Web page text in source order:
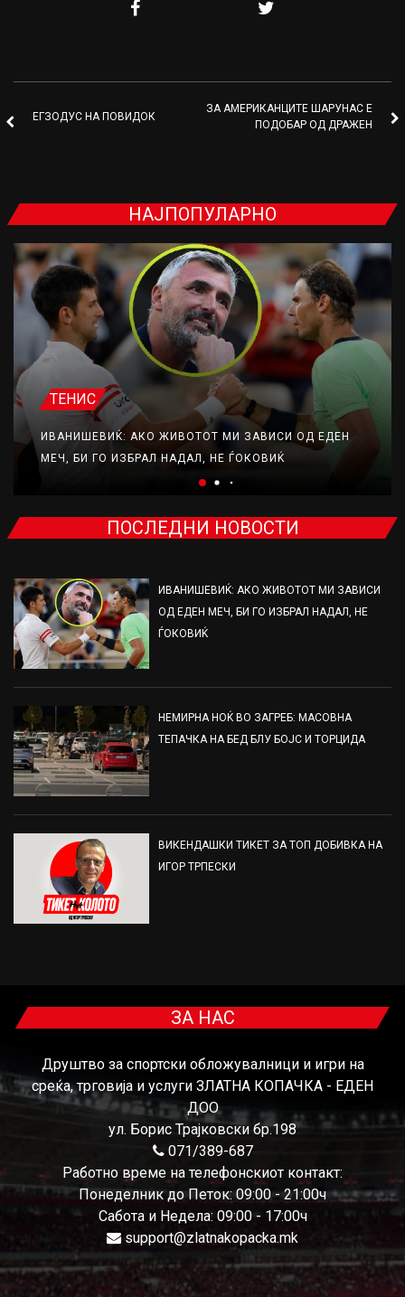
ЕГЗОДУС НА ПОВИДОК
ЗА АМЕРИКАНЦИТЕ ШАРУНАС Е
ПОДОБАР ОД ДРАЖЕН
НАЈПОПУЛАРНО
ТЕНИС
ИВАНИШЕВИЌ: АКО ЖИВОТОТ МИ ЗАВИСИ ОД ЕДЕН
МЕЧ, БИ ГО ИЗБРАЛ НАДАЛ, НЕ ЃОКОВИЌ
ПОСЛЕДНИ НОВОСТИ
ИВАНИШЕВИЌ: АКО ЖИВОТОТ МИ ЗАВИСИ
ОД ЕДЕН МЕЧ, БИ ГО ИЗБРАЛ НАДАЛ, НЕ
ЃОКОВИЌ
НЕМИРНА НОЌ ВО ЗАГРЕБ: МАСОВНА
ТЕПАЧКА НА БЕД БЛУ БОЈС И ТОРЦИДА
ВИКЕНДАШКИ ТИКЕТ ЗА ТОП ДОБИВКА НА
ИГОР ТРПЕСКИ
ЗА НАС
Друштво за спортски обложувалници и игри на
среќа, трговија и услуги ЗЛАТНА КОПАЧКА - ЕДЕН
ДОО
ул. Борис Трајковски бр.198
071/389-687
Работно време на телефонскиот контакт:
Понеделник до Петок: 09:00 - 21:00ч
Сабота и Недела: 09:00 - 17:00ч
support@zlatnakopacka.mk